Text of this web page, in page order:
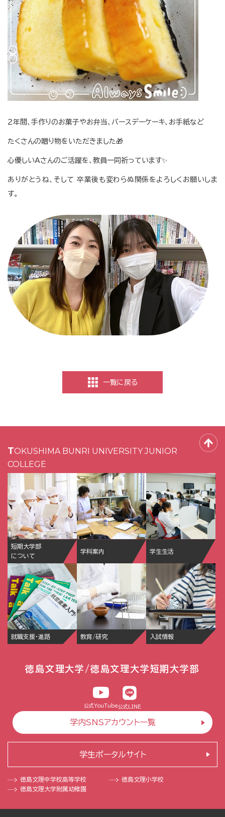
２年間、手作りのお菓子やお弁当、バースデーケーキ、お手紙など
たくさんの贈り物をいただきました🎁
心優しいAさんのご活躍を、教員一同祈っています✨
ありがとうね、そして 卒業後も変わらぬ関係をよろしくお願いしま
す。
一覧に戻る
TOKUSHIMA BUNRI UNIVERSITY JUNIOR
COLLEGE
短期大学部
について
学科案内 学生生活
就職支援・進路 教育/研究 入試情報
徳島文理大学/徳島文理大学短期大学部
公式YouTube公式LINE
学内SNSアカウント一覧
徳島文理中学校高等学校
徳島文理小学校
徳島文理大学附属幼稚園
学生ポータルサイト